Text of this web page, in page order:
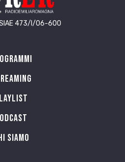
SIAE 473/I/06-600
siamo